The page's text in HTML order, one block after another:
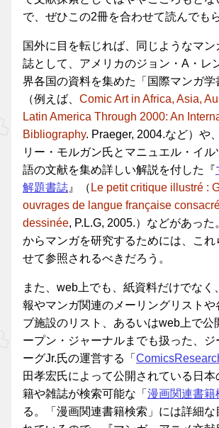
で、ぜひこの2冊を合わせて読んでも
国外に目を転じれば、同じようなマ
誌として、アメリカのジョン・A・レ
界各国の資料を集めた「国際マンガ学
（例えば、 Comic Art in Africa, Asia,
Latin America Through 2000: An
Bibliography. Praeger, 2004.など）や
リー・モルガン氏とマニュエル・イ
語の文献を集め詳しい解説を付した『
解題書誌 』（ Le petit critique illustré :
ouvrages de langue française
dessinée, P.L.G, 2005.）などがあっ
からマンガを研究するためには、これ
せて参照されるべきだろう。
また、web上でも、紙資料だけでなく
報やマンガ関連のメーリングリストや
ブ施設のリスト、あるいはweb上で公
ープン・ジャーナルまでも扱った、
ーグJr.氏の運営する「
田孝宏氏によって公開されている日
籍や雑誌が検索可能な「 漫画関連書籍
る。「漫画関連書籍検索」には詳細な